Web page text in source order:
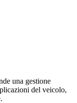
una gestione
del veicolo,